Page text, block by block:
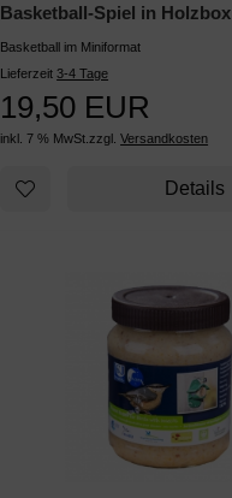
Basketball-Spiel in Holzbox
Basketball im Miniformat
Lieferzeit3-4 Tage
19,50 EUR
inkl. 7 % MwSt. zzgl.Versandkosten
Details